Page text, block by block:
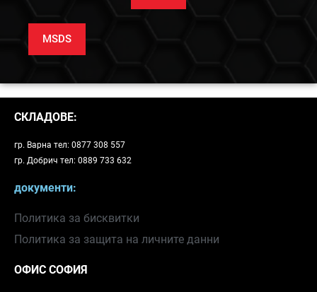
MSDS
СКЛАДОВЕ:
гр. Варна тел: 0877 308 557
гр. Добрич тел: 0889 733 632
документи:
Политика за бисквитки
Политика за защита на личните данни
ОФИС СОФИЯ